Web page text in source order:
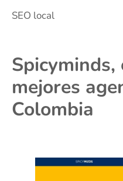
SEO local
mejores
Colombia